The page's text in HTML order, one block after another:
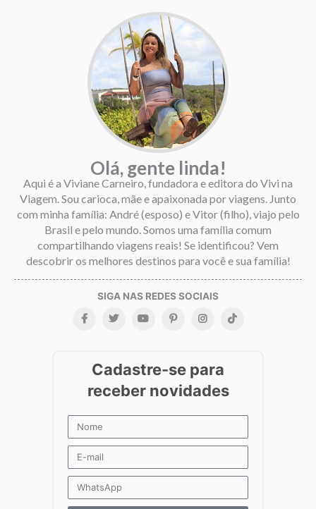
Olá, gente linda!
Aqui é a Viviane Carneiro, fundadora e editora do Vivi na
Viagem. Sou carioca, mãe e apaixonada por viagens. Junto
com minha família: André (esposo) e Vitor (filho), viajo pelo
Brasil e pelo mundo. Somos uma família comum
compartilhando viagens reais! Se identificou? Vem
descobrir os melhores destinos para você e sua família!